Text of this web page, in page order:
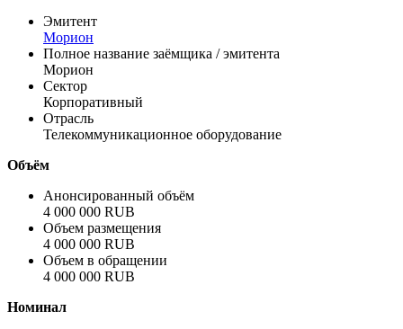
Эмитент
Морион
Полное название заёмщика / эмитента
Морион
Сектор
Корпоративный
Отрасль
Телекоммуникационное оборудование
Объём
Анонсированный объём
4 000 000 RUB
Объем размещения
4 000 000 RUB
Объем в обращении
4 000 000 RUB
Номинал